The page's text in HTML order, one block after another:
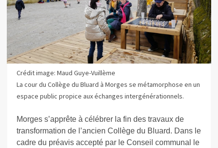
Crédit image: Maud Guye-Vuillème
La cour du Collège du Bluard à Morges se métamorphose en un
espace public propice aux échanges intergénérationnels.
Morges s’apprête à célébrer la fin des travaux de
transformation de l’ancien Collège du Bluard. Dans le
cadre du préavis accepté par le Conseil communal le